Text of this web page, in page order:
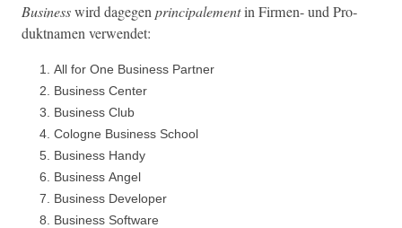
Busi­nesswird dage­genprin­ci­pale­mentin Fir­men- und Pro­
duk­t­na­men verwendet:
All for One Busi­ness Partner
Busi­ness Center
Busi­ness Club
Cologne Busi­ness School
Busi­ness Handy
Busi­ness Angel
Busi­ness Developer
Busi­ness Software